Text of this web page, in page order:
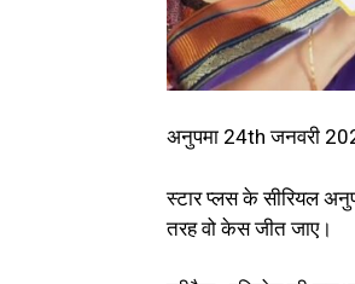
अनुपमा 24th जनवरी
स्टार प्लस के सीरियल
तरह वो केस जीत जाए।